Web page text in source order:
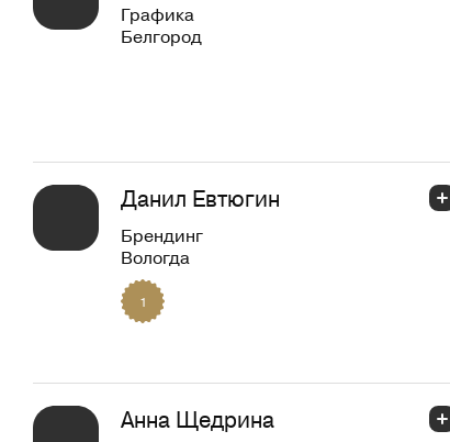
Графика
Белгород
Данил Евтюгин
Брендинг
Вологда
1
Анна Щедрина